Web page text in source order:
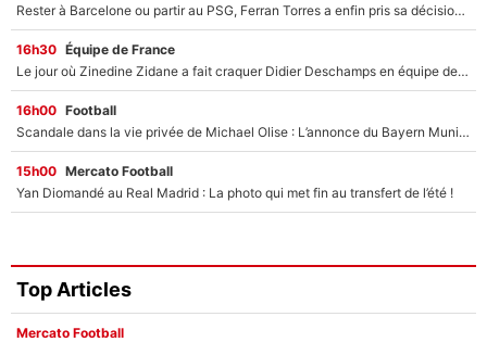
Rester à Barcelone ou partir au PSG, Ferran Torres a enfin pris sa décision : La course contre la montre est lancée !
16h30 Équipe de France
Le jour où Zinedine Zidane a fait craquer Didier Deschamps en équipe de France : «Je m’en suis voulu», l’ancien sélectionneur a regretté son geste !
16h00 Football
Scandale dans la vie privée de Michael Olise : L’annonce du Bayern Munich sur son enfant caché
15h00 Mercato Football
Yan Diomandé au Real Madrid : La photo qui met fin au transfert de l’été !
Top Articles
Mercato Football